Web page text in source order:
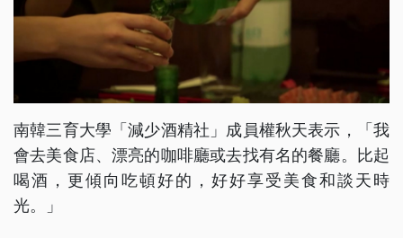
南韓三育大學「減少酒精社」成員權秋天表示，「我
會去美食店、漂亮的咖啡廳或去找有名的餐廳。比起
喝酒，更傾向吃頓好的，好好享受美食和談天時
光。」